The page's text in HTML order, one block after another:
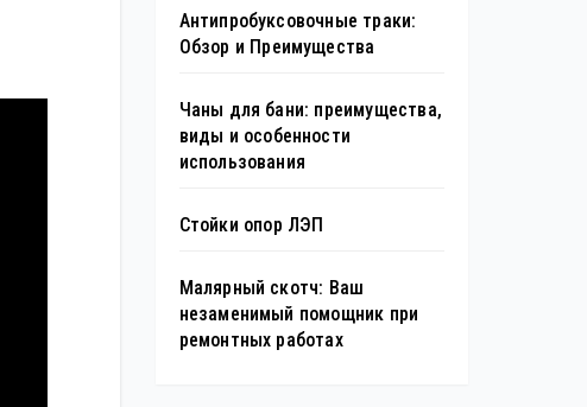
Антипробуксовочные траки:
Обзор и Преимущества
Чаны для бани: преимущества,
виды и особенности
использования
Стойки опор ЛЭП
Малярный скотч: Ваш
незаменимый помощник при
ремонтных работах